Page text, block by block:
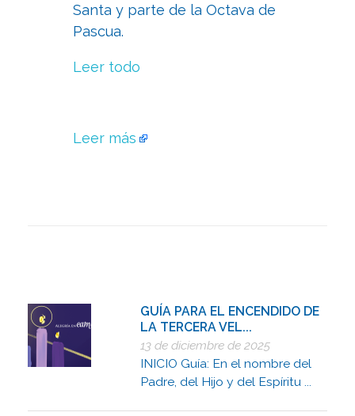
Santa y parte de la Octava de
Pascua.
Leer todo
Leer más
GUÍA PARA EL ENCENDIDO DE
LA TERCERA VEL...
13 de diciembre de 2025
INICIO Guía: En el nombre del
Padre, del Hijo y del Espíritu ...